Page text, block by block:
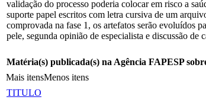
validação do processo poderia colocar em risco a
suporte papel escritos com letra cursiva de um
comprovada na fase 1, os artefatos serão evoluídos
pele, segunda opinião de especialista e discussão
Matéria(s) publicada(s) na Agência FAPESP
Mais itensMenos itens
TITULO